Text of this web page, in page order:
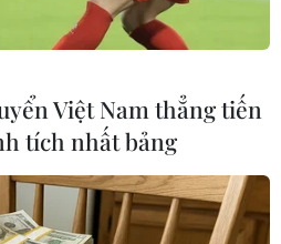
Việt Nam thẳng tiến
tích nhất bảng